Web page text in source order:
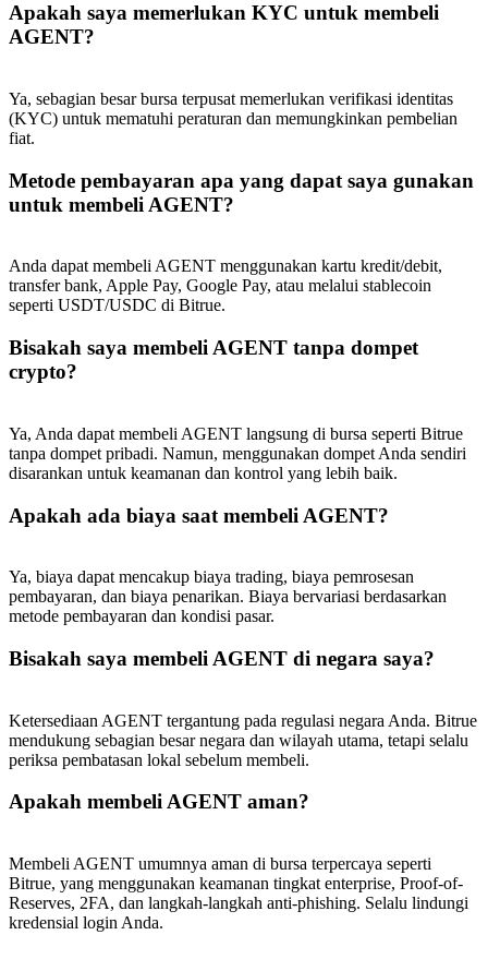
Apakah saya memerlukan KYC untuk membeli
AGENT?
Ya, sebagian besar bursa terpusat memerlukan verifikasi identitas
(KYC) untuk mematuhi peraturan dan memungkinkan pembelian
fiat.
Metode pembayaran apa yang dapat saya gunakan
untuk membeli AGENT?
Anda dapat membeli AGENT menggunakan kartu kredit/debit,
transfer bank, Apple Pay, Google Pay, atau melalui stablecoin
seperti USDT/USDC di Bitrue.
Bisakah saya membeli AGENT tanpa dompet
crypto?
Ya, Anda dapat membeli AGENT langsung di bursa seperti Bitrue
tanpa dompet pribadi. Namun, menggunakan dompet Anda sendiri
disarankan untuk keamanan dan kontrol yang lebih baik.
Apakah ada biaya saat membeli AGENT?
Ya, biaya dapat mencakup biaya trading, biaya pemrosesan
pembayaran, dan biaya penarikan. Biaya bervariasi berdasarkan
metode pembayaran dan kondisi pasar.
Bisakah saya membeli AGENT di negara saya?
Ketersediaan AGENT tergantung pada regulasi negara Anda. Bitrue
mendukung sebagian besar negara dan wilayah utama, tetapi selalu
periksa pembatasan lokal sebelum membeli.
Apakah membeli AGENT aman?
Membeli AGENT umumnya aman di bursa terpercaya seperti
Bitrue, yang menggunakan keamanan tingkat enterprise, Proof-of-
Reserves, 2FA, dan langkah-langkah anti-phishing. Selalu lindungi
kredensial login Anda.